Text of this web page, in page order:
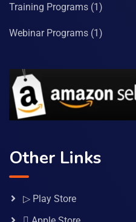
Training Programs (1)
Webinar Programs (1)
Other Links
▷ Play Store